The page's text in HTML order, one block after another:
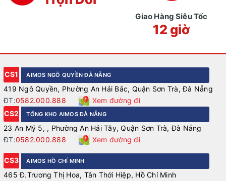
Giao Hàng Siêu Tốc
12 giờ
CS1 AIMOS NGÔ QUYỀN ĐÀ NẴNG
419 Ngô Quyền, Phường An Hải Bắc, Quận Sơn Trà, Đà Nẵng
ĐT:0582.000.888
Xem đường đi
CS2
TỔNG KHO AIMOS ĐÀ NẴNG
23 An Mỹ 5, , Phường An Hải Tây, Quận Sơn Trà, Đà Nẵng
ĐT:0582.000.888 Xem đường đi
CS3 AIMOS HỒ CHÍ MINH
465 Đ.Trương Thị Hoa, Tân Thới Hiệp, Hồ Chí Minh